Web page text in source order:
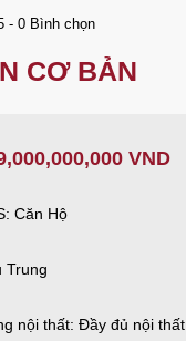
- 0 Bình chọn
CƠ BẢN
VND
Căn Hộ
Trung
nội thất: Đầy đủ nội thất